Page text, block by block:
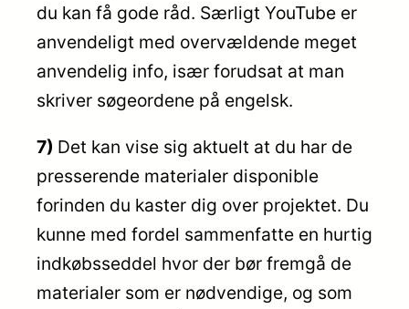
du kan få gode råd. Særligt YouTube er
anvendeligt med overvældende meget
anvendelig info, især forudsat at man
skriver søgeordene på engelsk.
7) Det kan vise sig aktuelt at du har de
presserende materialer disponible
forinden du kaster dig over projektet. Du
kunne med fordel sammenfatte en hurtig
indkøbsseddel hvor der bør fremgå de
materialer som er nødvendige, og som